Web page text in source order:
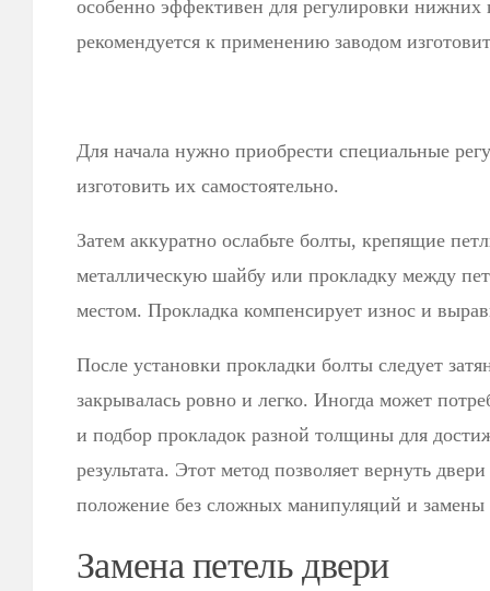
особенно эффективен для регулировки нижних
рекомендуется к применению заводом
Для начала нужно приобрести специальные
изготовить их самостоятельно.
Затем аккуратно ослабьте болты, крепящие
металлическую шайбу или прокладку между
местом. Прокладка компенсирует износ и
После установки прокладки болты следует
закрывалась ровно и легко. Иногда может
и подбор прокладок разной толщины для
результата. Этот метод позволяет вернуть
положение без сложных манипуляций и замены
Замена петель двери